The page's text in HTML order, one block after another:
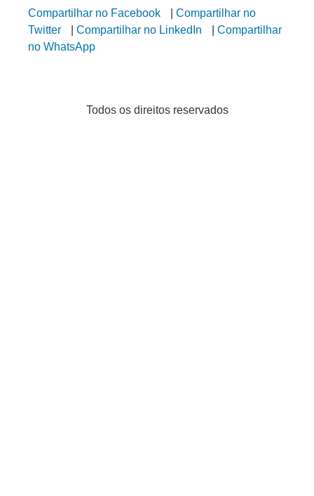
Compartilhar no Facebook
Compartilhar no
Twitter
Compartilhar no LinkedIn
Compartilhar
no WhatsApp
Todos os direitos reservados